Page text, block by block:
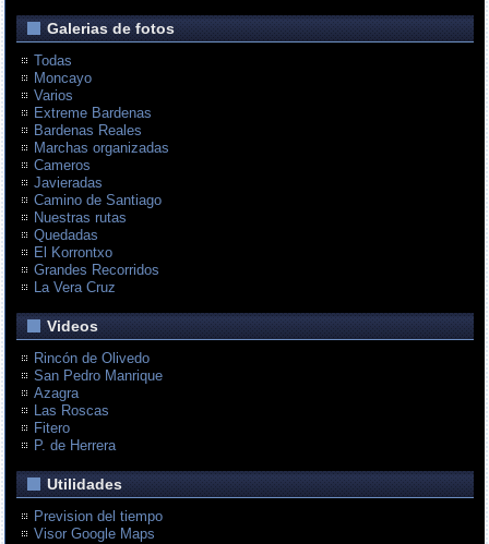
Galerias de fotos
Todas
Moncayo
Varios
Extreme Bardenas
Bardenas Reales
Marchas organizadas
Cameros
Javieradas
Camino de Santiago
Nuestras rutas
Quedadas
El Korrontxo
Grandes Recorridos
La Vera Cruz
Videos
Rincón de Olivedo
San Pedro Manrique
Azagra
Las Roscas
Fitero
P. de Herrera
Utilidades
Prevision del tiempo
Visor Google Maps